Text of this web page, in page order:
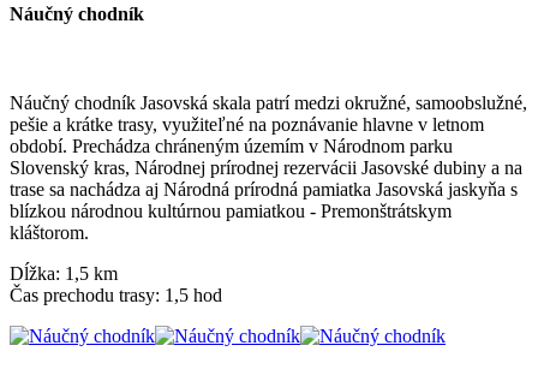
Náučný chodník
Náučný chodník Jasovská skala patrí medzi okružné, samoobslužné,
pešie a krátke trasy, využiteľné na poznávanie hlavne v letnom
období. Prechádza chráneným územím v Národnom parku
Slovenský kras, Národnej prírodnej rezervácii Jasovské dubiny a na
trase sa nachádza aj Národná prírodná pamiatka Jasovská jaskyňa s
blízkou národnou kultúrnou pamiatkou - Premonštrátskym
kláštorom.
Dĺžka: 1,5 km
Čas prechodu trasy: 1,5 hod